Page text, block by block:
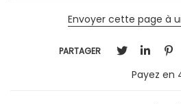
Envoyer cette page à
PARTAGER
Payez en